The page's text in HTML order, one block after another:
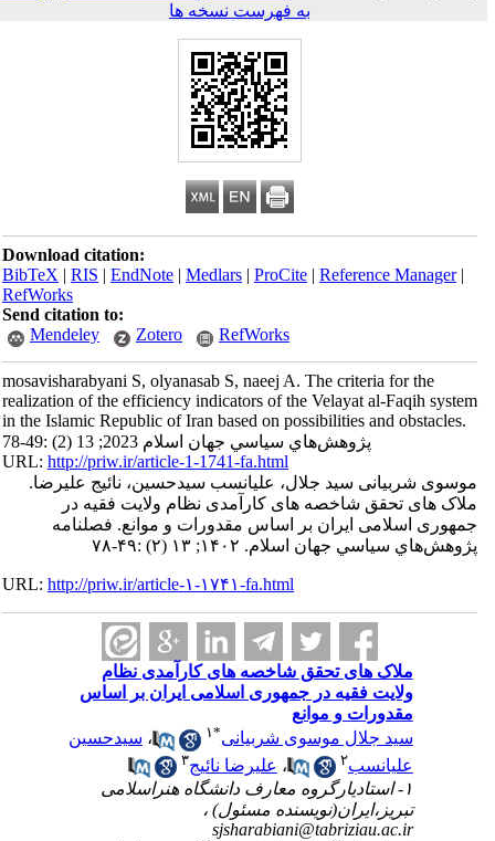
به فهرست نسخه ها
Download citation:
BibTeX|RIS|EndNote|Medlars|ProCite|Reference Manager
RefWorks
Send citation to:
Mendeley
Zotero RefWorks
mosavisharabyani S, olyanasab S, naeej A. The criteria for the
realization of the efficiency indicators of the Velayat al-Faqih system
in the Islamic Republic of Iran based on possibilities and obstacles.
پژوهش‌هاي سياسي جهان اسلام 2023; 13 (2) :49-78
URL:http://priw.ir/article-1-1741-fa.html
موسوی شربیانی سید جلال، علیانسب سیدحسین، نائیج علیرضا.
ملاک های تحقق شاخصه های کارآمدی نظام ولایت فقیه در
جمهوری اسلامی ایران بر اساس مقدورات و موانع. فصلنامه
پژوهش‌هاي سياسي جهان اسلام. ۱۴۰۲; ۱۳ (۲) :۴۹-۷۸
URL:http://priw.ir/article-۱-۱۷۴۱-fa.html
ملاک های تحقق شاخصه های کارآمدی نظام
ولایت فقیه در جمهوری اسلامی ایران بر اساس
مقدورات و موانع
سید جلال موسوی شربیانی
۱ ،سیدحسین
علیانسب
،علیرضا نائیج
۱- استادیارگروه معارف دانشگاه هنراسلامی
تبریز،ایران(نویسنده مسئول) ،
sjsharabiani@tabriziau.ac.ir